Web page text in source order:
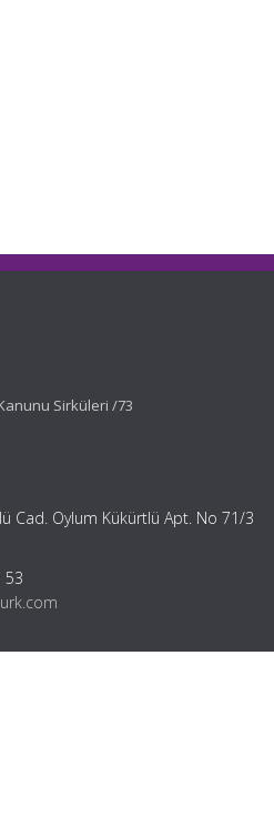
Sirküleri /73
Cad. Oylum Kükürtlü Apt. No 71/3
53